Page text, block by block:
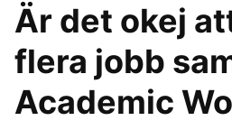
Är det okej
flera jobb
Academic